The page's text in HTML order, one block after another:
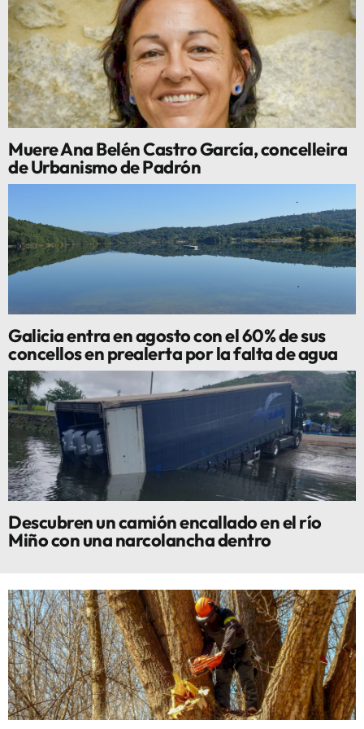
Muere Ana Belén Castro García, concelleira
de Urbanismo de Padrón
Galicia entra en agosto con el 60% de sus
concellos en prealerta por la falta de agua
Descubren un camión encallado en el río
Miño con una narcolancha dentro